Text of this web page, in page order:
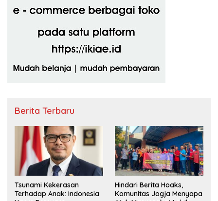
Berita Terbaru
Tsunami Kekerasan
Terhadap Anak: Indonesia
Hindari Berita Hoaks,
Komunitas Jogja Menyapa